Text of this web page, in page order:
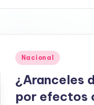
Publicado
Nacional
¿Aranceles
por efectos